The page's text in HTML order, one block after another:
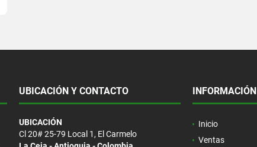
UBICACIÓN Y CONTACTO
UBICACIÓN
Cl 20# 25-79 Local 1, El Carmelo
INFORMACIÓN
Inicio
Ventas